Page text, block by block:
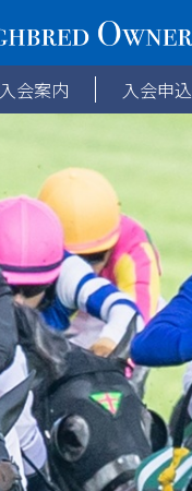
入会案内 入会申込